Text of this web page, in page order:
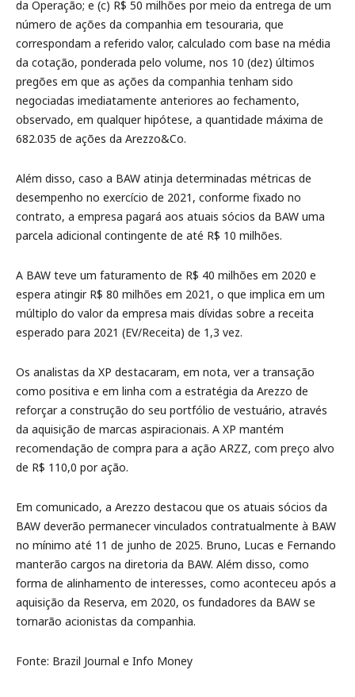
da Operação; e (c) R$ 50 milhões por meio da entrega de um
número de ações da companhia em tesouraria, que
correspondam a referido valor, calculado com base na média
da cotação, ponderada pelo volume, nos 10 (dez) últimos
pregões em que as ações da companhia tenham sido
negociadas imediatamente anteriores ao fechamento,
observado, em qualquer hipótese, a quantidade máxima de
682.035 de ações da Arezzo&Co.
Além disso, caso a BAW atinja determinadas métricas de
desempenho no exercício de 2021, conforme fixado no
contrato, a empresa pagará aos atuais sócios da BAW uma
parcela adicional contingente de até R$ 10 milhões.
A BAW teve um faturamento de R$ 40 milhões em 2020 e
espera atingir R$ 80 milhões em 2021, o que implica em um
múltiplo do valor da empresa mais dívidas sobre a receita
esperado para 2021 (EV/Receita) de 1,3 vez.
Os analistas da XP destacaram, em nota, ver a transação
como positiva e em linha com a estratégia da Arezzo de
reforçar a construção do seu portfólio de vestuário, através
da aquisição de marcas aspiracionais. A XP mantém
recomendação de compra para a ação ARZZ, com preço alvo
de R$ 110,0 por ação.
Em comunicado, a Arezzo destacou que os atuais sócios da
BAW deverão permanecer vinculados contratualmente à BAW
no mínimo até 11 de junho de 2025. Bruno, Lucas e Fernando
manterão cargos na diretoria da BAW. Além disso, como
forma de alinhamento de interesses, como aconteceu após a
aquisição da Reserva, em 2020, os fundadores da BAW se
tornarão acionistas da companhia.
Fonte: Brazil Journal e Info Money